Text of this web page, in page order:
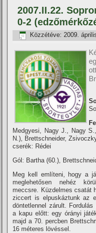
2007.II.22.
0-2
Közzétéve: 2009.
Medgyesi, Nagy J., Nagy
N.), Brettschneider,
cserék: Rédei
Gól: Bartha (60.),
Meg kell emlí­teni, hogy a
meglehetősen nehéz
meccsre. Küzdelmes csatát
ziccert is elpuskáztunk az
döntetlennel zárult.
a kapu előtt: egy órányi
majd a 70. percben
16 méteres lövéssel.